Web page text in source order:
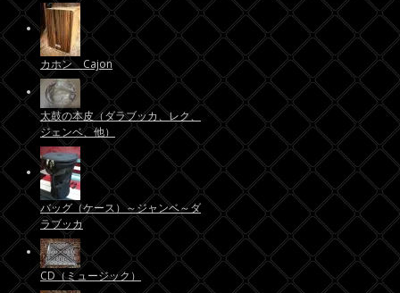
カホン Cajon
太鼓の本皮（ダラブッカ、レク、
ジェンベ、他）
バッグ（ケース）～ジャンベ～ダ
ラブッカ
CD（ミュージック）